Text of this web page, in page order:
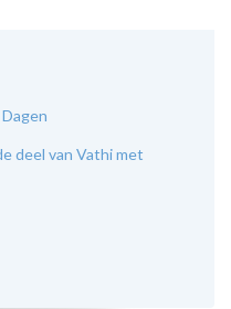
deel van Vathi met